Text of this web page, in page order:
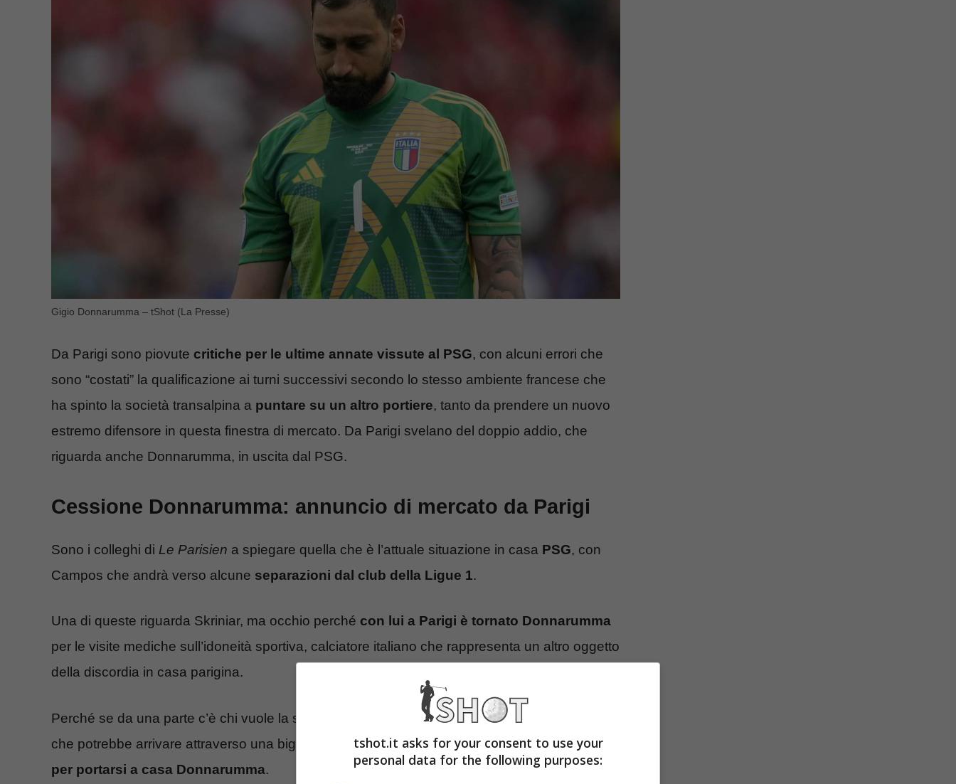
Gigio Donnarumma – tShot (La Presse)
Da Parigi sono piovute critiche per le ultime annate vissute al PSG, con alcuni errori che
sono “costati” la qualificazione ai turni successivi secondo lo stesso ambiente francese che
ha spinto la società transalpina a puntare su un altro portiere, tanto da prendere un nuovo
estremo difensore in questa finestra di mercato. Da Parigi svelano del doppio addio, che
riguarda anche Donnarumma, in uscita dal PSG.
Cessione Donnarumma: annuncio di mercato da Parigi
Sono i colleghi di Le Parisien a spiegare quella che è l’attuale situazione in casa PSG, con
Campos che andrà verso alcune separazioni dal club della Ligue 1.
Una di queste riguarda Skriniar, ma occhio perché con lui a Parigi è tornato Donnarumma
per le visite mediche sull’idoneità sportiva, calciatore italiano che rappresenta un altro oggetto
della discordia in casa parigina.
Perché se da una parte c’è chi vuole la sua permanenza, dall’altra c’è la possibile
che potrebbe arrivare attraverso una big d’Europa pronta ad investireuna cifra importante
per portarsi a casa Donnarumma.
tshot.it asks for your consent to use your
personal data for the following purposes: